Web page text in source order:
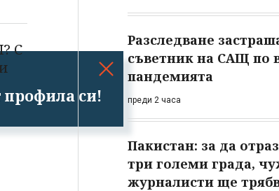
профила си!
С
Разследване
съветник на САЩ по
пандемията
преди 2 часа
Пакистан: за да
три големи града,
журналисти ще